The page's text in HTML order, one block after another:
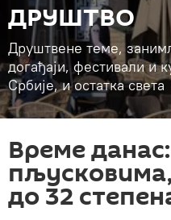
ДРУШТВО
Друштвене теме,
догађаји, фестивали и
Србије, и остатка света
Време
до 32